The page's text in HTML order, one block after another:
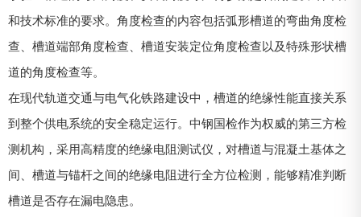
和技术标准的要求。角度检查的内容包括弧形槽道的弯曲角度检
查、槽道端部角度检查、槽道安装定位角度检查以及特殊形状槽
道的角度检查等。
在现代轨道交通与电气化铁路建设中，槽道的绝缘性能直接关系
到整个供电系统的安全稳定运行。中钢国检作为权威的第三方检
测机构，采用高精度的绝缘电阻测试仪，对槽道与混凝土基体之
间、槽道与锚杆之间的绝缘电阻进行全方位检测，能够精准判断
槽道是否存在漏电隐患。